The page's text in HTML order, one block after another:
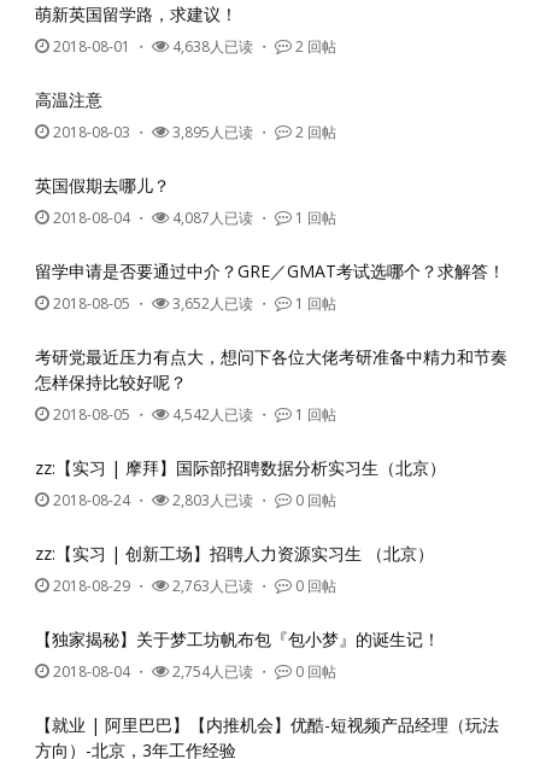
萌新英国留学路，求建议！
2018-08-01 ・ 4,638人已读 ・ 2 回帖
高温注意
2018-08-03 ・ 3,895人已读 ・ 2 回帖
英国假期去哪儿？
2018-08-04・ 4,087人已读 ・ 1 回帖
留学申请是否要通过中介？GRE／GMAT考试选哪个？求解答！
2018-08-05 ・ 3,652人已读 ・ 1 回帖
考研党最近压力有点大，想问下各位大佬考研准备中精力和节奏
怎样保持比较好呢？
2018-08-05 ・ 4,542人已读 ・ 1 回帖
zz:【实习 | 摩拜】国际部招聘数据分析实习生（北京）
2018-08-24・ 2,803人已读 ・ 0 回帖
zz:【实习 | 创新工场】招聘人力资源实习生 （北京）
2018-08-29 ・ 2,763人已读 ・ 0 回帖
【独家揭秘】关于梦工坊帆布包『包小梦』的诞生记！
2018-08-04・ 2,754人已读 ・ 0 回帖
【就业 | 阿里巴巴】【内推机会】优酷-短视频产品经理（玩法
方向）-北京，3年工作经验